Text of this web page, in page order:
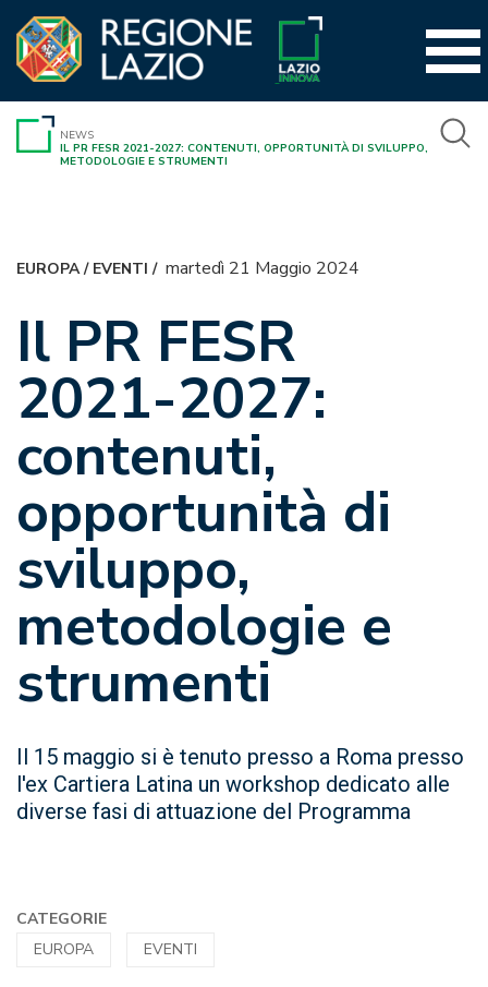
contenuto
NEWS
IL PR FESR 2021-2027: CONTENUTI, OPPORTUNITÀ DI SVILUPPO,
METODOLOGIE E STRUMENTI
EUROPA/ EVENTI / martedì 21 Maggio 2024
Il PR FESR
2021-2027:
contenuti,
opportunità di
sviluppo,
metodologie e
strumenti
Il 15 maggio si è tenuto presso a Roma presso
l'ex Cartiera Latina un workshop dedicato alle
diverse fasi di attuazione del Programma
CATEGORIE
EUROPA
EVENTI